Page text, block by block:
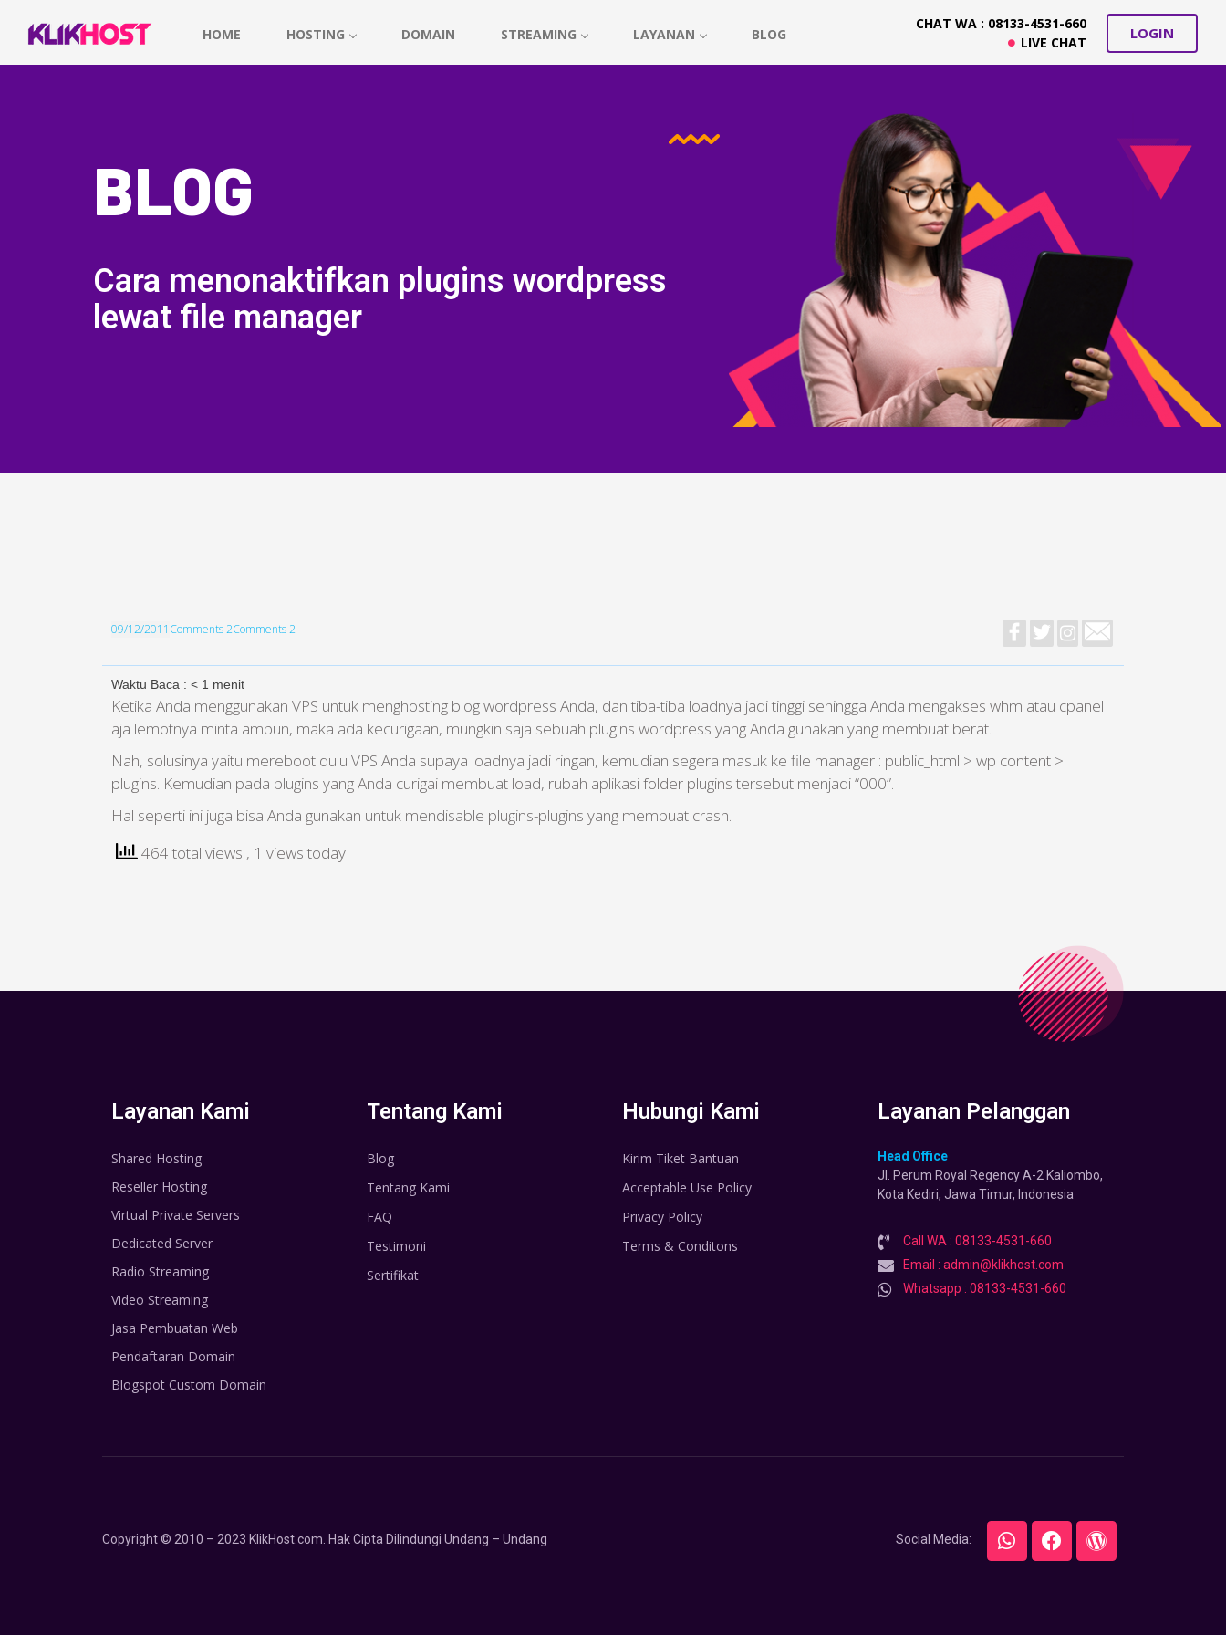
HOME HOSTING DOMAIN STREAMING LAYANAN BLOG
CHAT WA : 08133-4531-660
LIVE CHAT
LOGIN
BLOG
Cara menonaktifkan plugins wordpress
lewat file manager
09/12/2011 Comments 2Comments 2
Waktu Baca : < 1 menit
Ketika Anda menggunakan VPS untuk menghosting blog wordpress Anda, dan tiba-tiba loadnya jadi tinggi sehingga Anda mengakses whm atau cpanel
aja lemotnya minta ampun, maka ada kecurigaan, mungkin saja sebuah plugins wordpress yang Anda gunakan yang membuat berat.
Nah, solusinya yaitu mereboot dulu VPS Anda supaya loadnya jadi ringan, kemudian segera masuk ke file manager : public_html > wp content >
plugins. Kemudian pada plugins yang Anda curigai membuat load, rubah aplikasi folder plugins tersebut menjadi “000”.
Hal seperti ini juga bisa Anda gunakan untuk mendisable plugins-plugins yang membuat crash.
464 total views , 1 views today
Layanan Kami
Shared Hosting
Reseller Hosting
Virtual Private Servers
Dedicated Server
Radio Streaming
Video Streaming
Jasa Pembuatan Web
Pendaftaran Domain
Blogspot Custom Domain
Tentang Kami
Blog
Tentang Kami
FAQ
Testimoni
Sertifikat
Hubungi Kami
Kirim Tiket Bantuan
Acceptable Use Policy
Privacy Policy
Terms & Conditons
Layanan Pelanggan
Head Office
Jl. Perum Royal Regency A-2 Kaliombo,
Kota Kediri, Jawa Timur, Indonesia
Call WA : 08133-4531-660
Email : admin@klikhost.com
Whatsapp : 08133-4531-660
Copyright © 2010 – 2023 KlikHost.com. Hak Cipta Dilindungi Undang – Undang Social Media: